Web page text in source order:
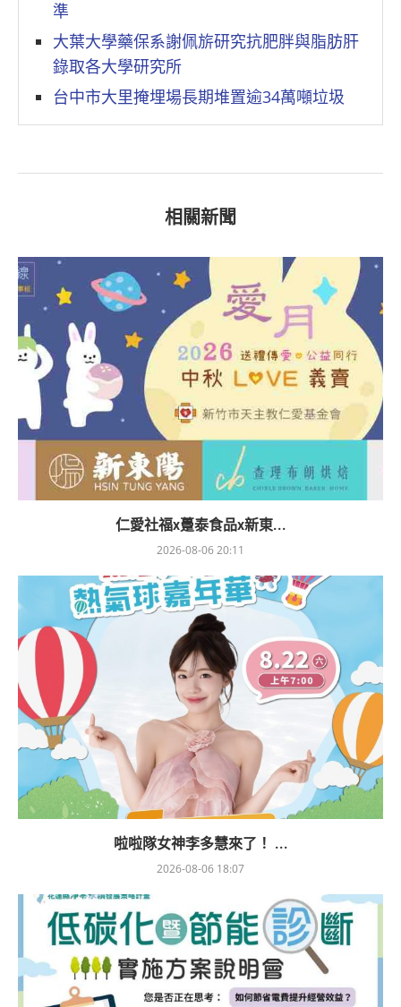
準
大葉大學藥保系謝佩旂研究抗肥胖與脂肪肝
錄取各大學研究所
台中市大里掩埋場長期堆置逾34萬噸垃圾
相關新聞
仁愛社福x躉泰食品x新東...
2026-08-06 20:11
啦啦隊女神李多慧來了！ ...
2026-08-06 18:07